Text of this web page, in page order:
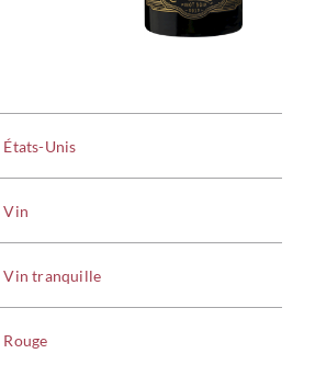
États-Unis
Vin
Vin tranquille
Rouge